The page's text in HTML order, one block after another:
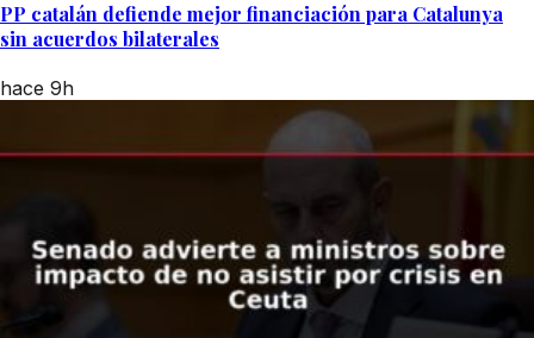
PP catalán defiende mejor financiación para Catalunya
sin acuerdos bilaterales
hace 9h